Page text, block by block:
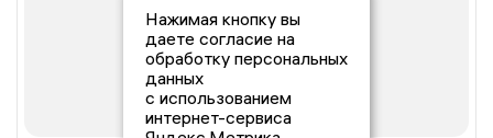
Нажимая кнопку вы
даете согласие на
обработку персональных
данных
с использованием
интернет-сервиса